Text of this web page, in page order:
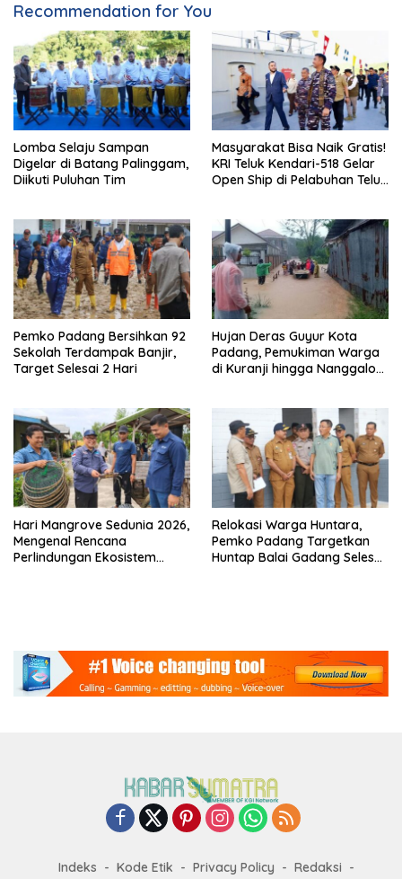
Recommendation for You
Lomba Selaju Sampan
Digelar di Batang Palinggam,
Diikuti Puluhan Tim
Masyarakat Bisa Naik Gratis!
KRI Teluk Kendari-518 Gelar
Open Ship di Pelabuhan Teluk
Pemko Padang Bersihkan 92
Sekolah Terdampak Banjir,
Target Selesai 2 Hari
Hujan Deras Guyur Kota
Padang, Pemukiman Warga
di Kuranji hingga Nanggalo
Hari Mangrove Sedunia 2026,
Mengenal Rencana
Perlindungan Ekosistem
Relokasi Warga Huntara,
Pemko Padang Targetkan
Huntap Balai Gadang Selesai
Indeks Kode Etik Privacy Policy Redaksi